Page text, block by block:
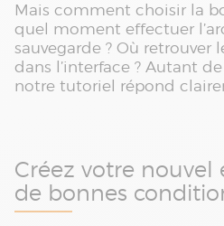
Mais comment choisir la
quel moment effectuer
sauvegarde ? Où retrouver
dans l’interface ? Autant
notre tutoriel répond
Créez votre nouvel
de bonnes